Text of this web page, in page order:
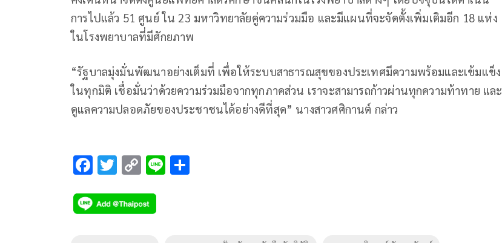
การไปแล้ว 51 ศูนย์ ใน 23 มหาวิทยาลัยคู่ความร่วมมือ และมีแผนที่จะจัดตั้งเพิ่มเติมอีก 18 แห่ง
ในโรงพยาบาลที่มีศักยภาพ
“รัฐบาลมุ่งมั่นพัฒนาอย่างเต็มที่ เพื่อให้ระบบสาธารณสุขของประเทศมีความพร้อมและเข้มแข็ง
ในทุกมิติ เชื่อมั่นว่าด้วยความร่วมมือจากทุกภาคส่วน เราจะสามารถก้าวผ่านทุกความท้าทาย และ
ดูแลความปลอดภัยของประชาชนได้อย่างดีที่สุด” นางสาวศศิกานต์ กล่าว
F
e
b
T
tt
er
C
p
y
Li